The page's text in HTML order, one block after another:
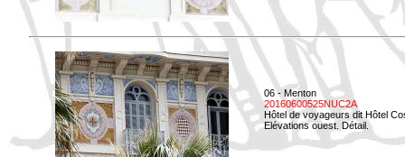
06 - Menton
20160600525NUC2A
Hôtel de voyageurs dit Hôtel
Elévations ouest. Détail.